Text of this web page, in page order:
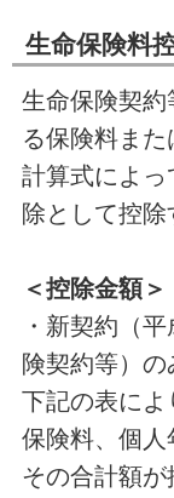
生命保険料
生命保険契
る保険料ま
計算式によ
除として控除
＜控除金額＞
・新契約（
険契約等）の
下記の表に
保険料、個人
その合計額が